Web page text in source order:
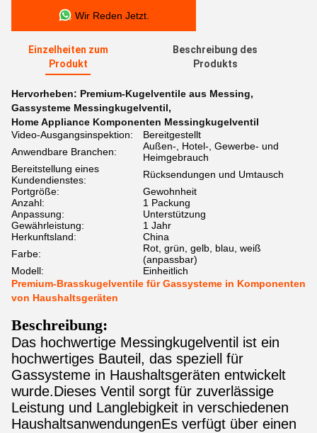
Wir Reden Jetzt.
Einzelheiten zum
Produkt
Beschreibung des
Produkts
Hervorheben: Premium-Kugelventile aus Messing,
Gassysteme Messingkugelventil,
Home Appliance Komponenten Messingkugelventil
Video-Ausgangsinspektion:
Bereitgestellt
Anwendbare Branchen:
Außen-, Hotel-, Gewerbe- und
Heimgebrauch
Bereitstellung eines
Kundendienstes:
Rücksendungen und Umtausch
Portgröße:
Gewohnheit
Anzahl:
1 Packung
Anpassung:
Unterstützung
Gewährleistung:
1 Jahr
Herkunftsland:
China
Farbe:
Rot, grün, gelb, blau, weiß
(anpassbar)
Modell:
Einheitlich
Premium-Brasskugelventile für Gassysteme in Komponenten
von Haushaltsgeräten
Beschreibung:
Das hochwertige Messingkugelventil ist ein
hochwertiges Bauteil, das speziell für
Gassysteme in Haushaltsgeräten entwickelt
wurde.Dieses Ventil sorgt für zuverlässige
Leistung und Langlebigkeit in verschiedenen
HaushaltsanwendungenEs verfügt über einen